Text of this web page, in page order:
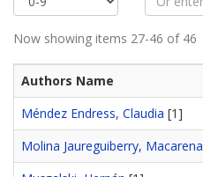
Now showing items 27-46 of 46
Authors Name
Méndez Endress, Claudia [1]
Molina Jaureguiberry, Macarena